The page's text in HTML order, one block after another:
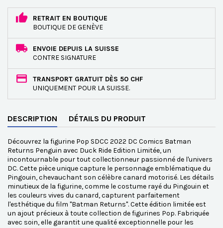
RETRAIT EN BOUTIQUE
BOUTIQUE DE GENÈVE
ENVOIE DEPUIS LA SUISSE
CONTRE SIGNATURE
TRANSPORT GRATUIT DÈS 50 CHF
UNIQUEMENT POUR LA SUISSE.
DESCRIPTION DÉTAILS DU PRODUIT
Découvrez la figurine Pop SDCC 2022 DC Comics Batman
Returns Penguin avec Duck Ride Edition Limitée, un
incontournable pour tout collectionneur passionné de l'univers
DC. Cette pièce unique capture le personnage emblématique du
Pingouin, chevauchant son célèbre canard motorisé. Les détails
minutieux de la figurine, comme le costume rayé du Pingouin et
les couleurs vives du canard, capturent parfaitement
l'esthétique du film "Batman Returns". Cette édition limitée est
un ajout précieux à toute collection de figurines Pop. Fabriquée
avec soin, elle garantit une qualité exceptionnelle pour les